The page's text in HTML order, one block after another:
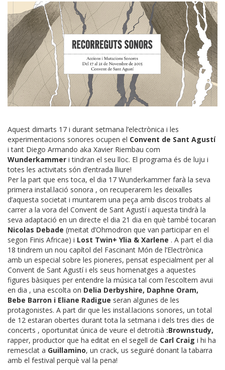
Aquest dimarts 17 i durant setmana l’electrònica i les
experimentacions sonores ocupen el Convent de Sant Agustí
i tant Diego Armando aka Xavier Riembau com
Wunderkammer i tindran el seu lloc. El programa és de luju i
totes les activitats són d’entrada lliure!
Per la part que ens toca, el dia 17 Wunderkammer farà la seva
primera instal.lació sonora , on recuperarem les deixalles
d’aquesta societat i muntarem una peça amb discos trobats al
carrer a la vora del Convent de Sant Agustí i aquesta tindrà la
seva adaptació en un directe el dia 21 dia en què també tocaran
Nicolas Debade (meitat d’Ohmodron que van participar en el
segon Finis Africae) i Lost Twin+ Ylia & Xarlene . A part el dia
18 tindrem un nou capítol del Fascinant Món de l’Electrònica
amb un especial sobre les pioneres, pensat especialment per al
Convent de Sant Agustí i els seus homenatges a aquestes
figures bàsiques per entendre la música tal com l’escoltem avui
en dia , una escolta on Delia Derbyshire, Daphne Oram,
Bebe Barron i Eliane Radigue seran algunes de les
protagonistes. A part dir que les instal.lacions sonores, un total
de 12 estaran obertes durant tota la setmana i dels tres dies de
concerts , oportunitat única de veure el detroitià :Brownstudy,
rapper, productor que ha editat en el segell de Carl Craig i hi ha
remesclat a Guillamino, un crack, us seguiré donant la tabarra
amb el festival perquè val la pena!